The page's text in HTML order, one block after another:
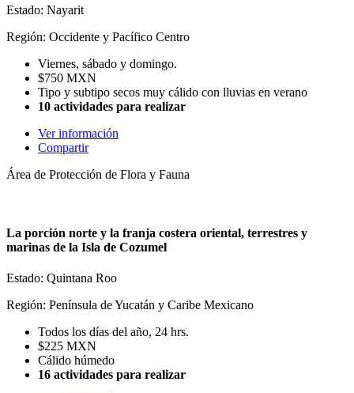
Estado: Nayarit
Región: Occidente y Pacífico Centro
Viernes, sábado y domingo.
$750 MXN
Tipo y subtipo secos muy cálido con lluvias en verano
10 actividades para realizar
Ver información
Compartir
Área de Protección de Flora y Fauna
La porción norte y la franja costera oriental, terrestres y
marinas de la Isla de Cozumel
Estado: Quintana Roo
Región: Península de Yucatán y Caribe Mexicano
Todos los días del año, 24 hrs.
$225 MXN
Cálido húmedo
16 actividades para realizar